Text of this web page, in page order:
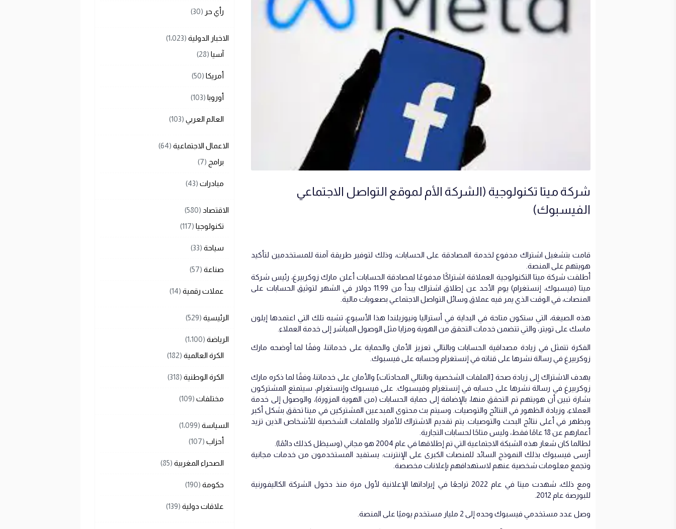
شركة ميتا تكنولوجية (الشركة الأم لموقع التواصل الاجتماعي
الفيسبوك)
قامت بتشغيل اشتراك مدفوع لخدمة المصادقة على الحسابات، وذلك لتوفير طريقة آمنة للمستخدمين لتأكيد
هويتهم على المنصة.
أطلقت شركة ميتا التكنولوجية العملاقة اشتراكًا مدفوعًا لمصادقة الحسابات أعلن مارك زوكربيرغ، رئيس شركة
ميتا (فيسبوك، إنستغرام) يوم الأحد عن إطلاق اشتراك يبدأ من 11.99 دولار في الشهر لتوثيق الحسابات على
المنصات، في الوقت الذي يمر فيه عملاق وسائل التواصل الاجتماعي بصعوبات مالية.
هذه الصيغة، التي ستكون متاحة في البداية في أستراليا ونيوزيلندا هذا الأسبوع، تشبه تلك التي اعتمدها إيلون
ماسك على تويتر، والتي تتضمن خدمات التحقق من الهوية ومزايا مثل الوصول المباشر إلى خدمة العملاء.
الفكرة تتمثل في زيادة مصداقية الحسابات وبالتالي تعزيز الأمان والحماية على خدماتنا، وفقًا لما أوضحه مارك
زوكربيرغ في رسالة نشرها على قناته في إنستغرام وحسابه على فيسبوك.
يهدف الاشتراك إلى زيادة صحة [الملفات الشخصية وبالتالي المحادثات] والأمان على خدماتنا، وفقًا لما ذكره مارك
زوكربيرغ في رسالة نشرها على حسابه في إنستغرام وفيسبوك. على فيسبوك وإنستغرام، سيتمتع المشتركون
بشارة تبين أن هويتهم تم التحقق منها، بالإضافة إلى حماية الحسابات (من الهوية المزورة)، والوصول إلى خدمة
العملاء، وزيادة الظهور في النتائج والتوصيات. وسيتم بث محتوى المبدعين المشتركين في ميتا تحقق بشكل أكبر
ويظهر في أعلى نتائج البحث والتوصيات. يتم تقديم الاشتراك للأفراد وللملفات الشخصية للأشخاص الذين تزيد
أعمارهم عن 18 عامًا فقط، وليس متاحًا لحسابات التجارية.
لطالما كان شعار هذه الشبكة الاجتماعية التي تم إطلاقها في عام 2004 هو مجاني (وسيظل كذلك دائمًا).
أرسى فيسبوك بذلك النموذج السائد للمنصات الكبرى على الإنترنت: يستفيد المستخدمون من خدمات مجانية
وتجمع معلومات شخصية عنهم لاستهدافهم بإعلانات مخصصة.
ومع ذلك، شهدت ميتا في عام 2022 تراجعًا في إيراداتها الإعلانية لأول مرة منذ دخول الشركة الكاليفورنية
للبورصة عام 2012.
وصل عدد مستخدمي فيسبوك وحده إلى 2 مليار مستخدم يوميًا على المنصة.
رأي حر (30)
الاخبار الدولية (1٬023)
آسيا (28)
أمريكا (50)
أوروبا (103)
العالم العربي (103)
الاعمال الاجتماعية (64)
برامج (7)
مبادرات (43)
الاقتصاد (580)
تكنولوجيا (117)
سياحة (33)
صناعة (57)
عملات رقمية (14)
الرئيسية (529)
الرياضة (1٬100)
الكرة العالمية (182)
الكرة الوطنية (318)
مختلفات (109)
السياسة (1٬099)
أحزاب (107)
الصحراء المغربية (85)
حكومة (190)
علاقات دولية (139)